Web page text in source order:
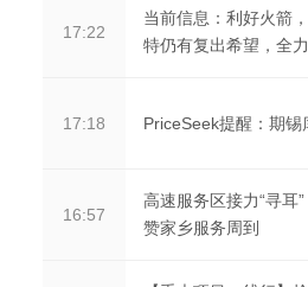
17:22
当前信息：利好火箭
特仍有复出希望，全
17:18 PriceSeek提醒：期锡
16:57
高速服务区接力“寻耳
赞家乡服务周到